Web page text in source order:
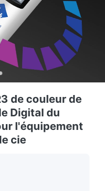
de couleur de
Digital du
l'équipement
cie